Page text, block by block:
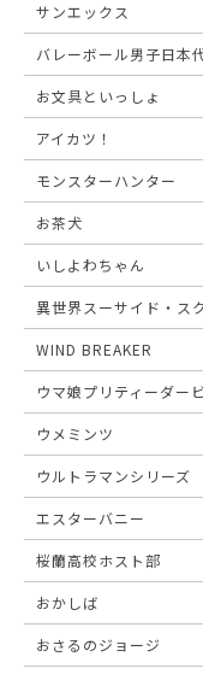
サンエックス
バレーボール男子日本
お文具といっしょ
アイカツ！
モンスターハンター
お茶犬
いしよわちゃん
異世界スーサイド・ス
WIND BREAKER
ウマ娘プリティーダー
ウメミンツ
ウルトラマンシリーズ
エスターバニー
桜蘭高校ホスト部
おかしば
おさるのジョージ